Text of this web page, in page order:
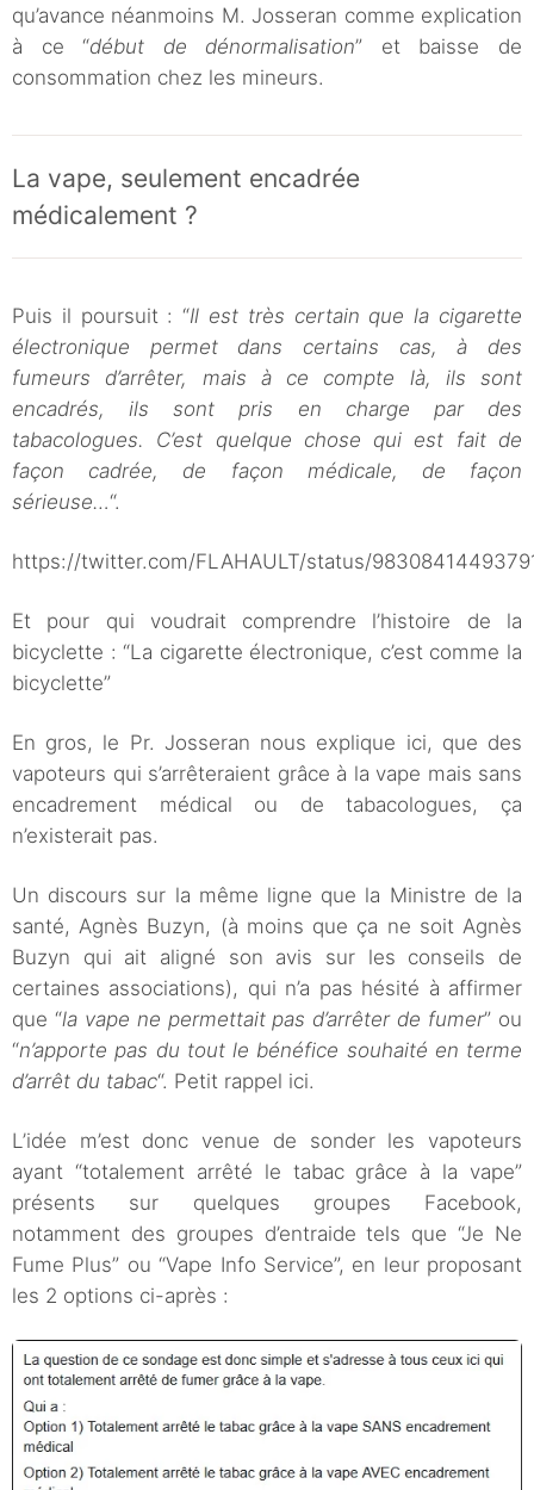
qu’avance néanmoins M. Josseran comme explication
à ce “début de dénormalisation” et baisse de
consommation chez les mineurs.
La vape, seulement encadrée
médicalement ?
Puis il poursuit : “Il est très certain que la cigarette
électronique permet dans certains cas, à des
fumeurs d’arrêter, mais à ce compte là, ils sont
encadrés, ils sont pris en charge par des
tabacologues. C’est quelque chose qui est fait de
façon cadrée, de façon médicale, de façon
sérieuse…“.
https://twitter.com/FLAHAULT/status/
Et pour qui voudrait comprendre l’histoire de la
bicyclette : “La cigarette électronique, c’est comme la
bicyclette”
En gros, le Pr. Josseran nous explique ici, que des
vapoteurs qui s’arrêteraient grâce à la vape mais sans
encadrement médical ou de tabacologues, ça
n’existerait pas.
Un discours sur la même ligne que la Ministre de la
santé, Agnès Buzyn, (à moins que ça ne soit Agnès
Buzyn qui ait aligné son avis sur les conseils de
certaines associations), qui n’a pas hésité à affirmer
que “la vape ne permettait pas d’arrêter de fumer” ou
“n’apporte pas du tout le bénéfice souhaité en terme
d’arrêt du tabac“. Petit rappel ici.
L’idée m’est donc venue de sonder les vapoteurs
ayant “totalement arrêté le tabac grâce à la vape”
présents sur quelques groupes Facebook,
notamment des groupes d’entraide tels que “Je Ne
Fume Plus” ou “Vape Info Service”, en leur proposant
les 2 options ci-après :